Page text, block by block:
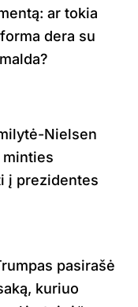
ar tokia
dera su
Nielsen
minties
į prezidentes
pasirašė
kuriuo